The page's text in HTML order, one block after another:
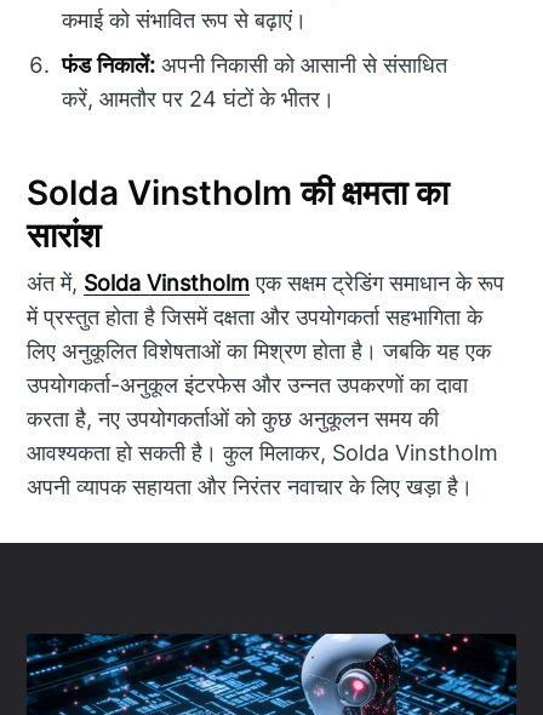
कमाई को संभावित रूप से बढ़ाएं।
फंड निकालें: अपनी निकासी को आसानी से संसाधित
करें, आमतौर पर 24 घंटों के भीतर।
Solda Vinstholm की क्षमता का
सारांश
अंत में, Solda Vinstholm एक सक्षम ट्रेडिंग समाधान के रूप
में प्रस्तुत होता है जिसमें दक्षता और उपयोगकर्ता सहभागिता के
लिए अनुकूलित विशेषताओं का मिश्रण होता है। जबकि यह एक
उपयोगकर्ता-अनुकूल इंटरफेस और उन्नत उपकरणों का दावा
करता है, नए उपयोगकर्ताओं को कुछ अनुकूलन समय की
आवश्यकता हो सकती है। कुल मिलाकर, Solda Vinstholm
अपनी व्यापक सहायता और निरंतर नवाचार के लिए खड़ा है।